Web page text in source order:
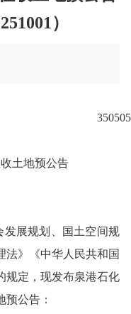
）
土地预公告
展规划、 国土空间规
法》《中华人民共和国
规定，现发布泉港石化
预公告：